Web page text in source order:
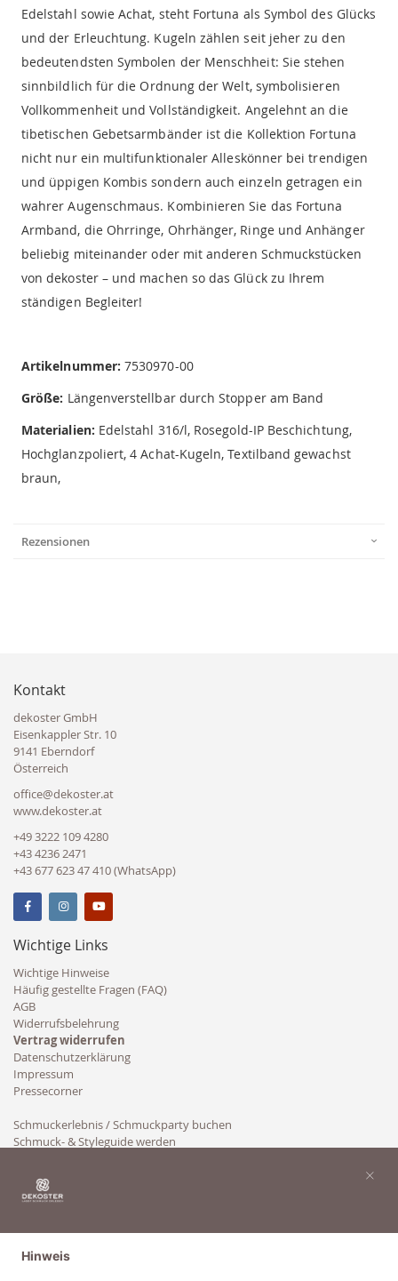
Edelstahl sowie Achat, steht Fortuna als Symbol des Glücks
und der Erleuchtung. Kugeln zählen seit jeher zu den
bedeutendsten Symbolen der Menschheit: Sie stehen
sinnbildlich für die Ordnung der Welt, symbolisieren
Vollkommenheit und Vollständigkeit. Angelehnt an die
tibetischen Gebetsarmbänder ist die Kollektion Fortuna
nicht nur ein multifunktionaler Alleskönner bei trendigen
und üppigen Kombis sondern auch einzeln getragen ein
wahrer Augenschmaus. Kombinieren Sie das Fortuna
Armband, die Ohrringe, Ohrhänger, Ringe und Anhänger
beliebig miteinander oder mit anderen Schmuckstücken
von dekoster – und machen so das Glück zu Ihrem
ständigen Begleiter!
Artikelnummer:7530970-00
Größe: Längenverstellbar durch Stopper am Band
Materialien: Edelstahl 316/l, Rosegold-IP Beschichtung,
Hochglanzpoliert, 4 Achat-Kugeln, Textilband gewachst
braun,
Rezensionen
Kontakt
dekoster GmbH
Eisenkappler Str. 10
9141 Eberndorf
Österreich
office@dekoster.at
www.dekoster.at
+49 3222 109 4280
+43 4236 2471
+43 677 623 47 410 (WhatsApp)
Wichtige Links
Wichtige Hinweise
Häufig gestellte Fragen (FAQ)
AGB
Widerrufsbelehrung
Vertrag widerrufen
Datenschutzerklärung
Impressum
Pressecorner
Schmuckerlebnis / Schmuckparty buchen
Schmuck- & Styleguide werden
Hinweis
×